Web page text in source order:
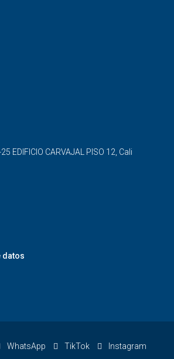
EDIFICIO CARVAJAL PISO 12, Cali
datos
WhatsApp TikTok Instagram